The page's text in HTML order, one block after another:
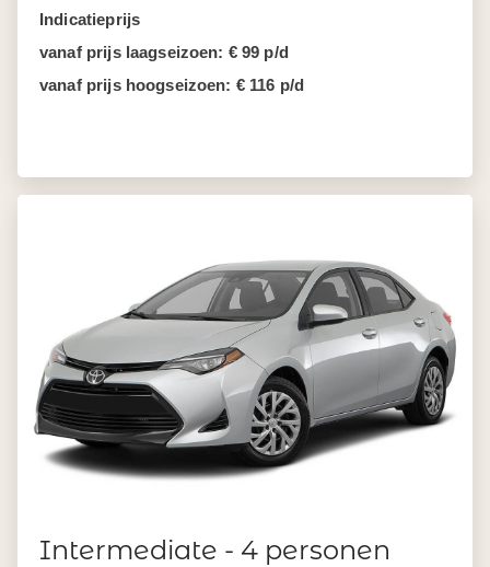
Indicatieprijs
vanaf prijs laagseizoen: € 99 p/d
vanaf prijs hoogseizoen: € 116 p/d
Intermediate - 4 personen